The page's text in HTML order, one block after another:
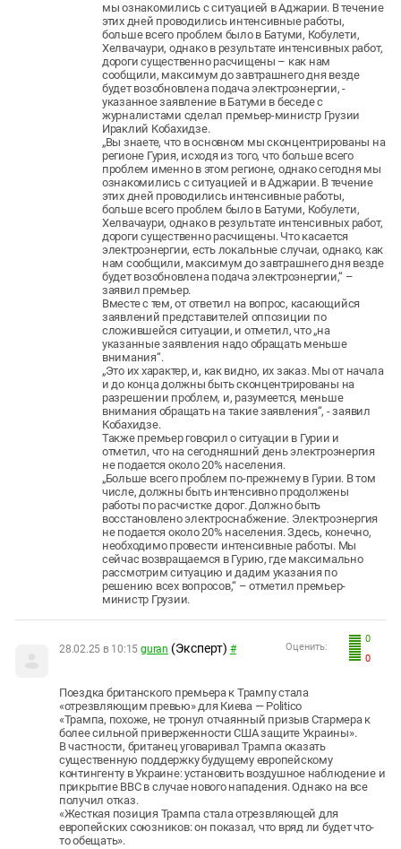
мы ознакомились с ситуацией в Аджарии. В течение
этих дней проводились интенсивные работы,
больше всего проблем было в Батуми, Кобулети,
Хелвачаури, однако в результате интенсивных работ,
дороги существенно расчищены – как нам
сообщили, максимум до завтрашнего дня везде
будет возобновлена подача электроэнергии, -
указанное заявление в Батуми в беседе с
журналистами сделал премьер-министр Грузии
Ираклий Кобахидзе.
„Вы знаете, что в основном мы сконцентрированы на
регионе Гурия, исходя из того, что больше всего
проблем именно в этом регионе, однако сегодня мы
ознакомились с ситуацией и в Аджарии. В течение
этих дней проводились интенсивные работы,
больше всего проблем было в Батуми, Кобулети,
Хелвачаури, однако в результате интенсивных работ,
дороги существенно расчищены. Что касается
электроэнергии, есть локальные случаи, однако, как
нам сообщили, максимум до завтрашнего дня везде
будет возобновлена подача электроэнергии,“ –
заявил премьер.
Вместе с тем, от ответил на вопрос, касающийся
заявлений представителей оппозиции по
сложившейся ситуации, и отметил, что „на
указанные заявления надо обращать меньше
внимания“.
„Это их характер, и, как видно, их заказ. Мы от начала
и до конца должны быть сконцентрированы на
разрешении проблем, и, разумеется, меньше
внимания обращать на такие заявления“, - заявил
Кобахидзе.
Также премьер говорил о ситуации в Гурии и
отметил, что на сегодняшний день электроэнергия
не подается около 20% населения.
„Больше всего проблем по-прежнему в Гурии. В том
числе, должны быть интенсивно продолжены
работы по расчистке дорог. Должно быть
восстановлено электроснабжение. Электроэнергия
не подается около 20% населения. Здесь, конечно,
необходимо провести интенсивные работы. Мы
сейчас возвращаемся в Гурию, где максимально
рассмотрим ситуацию и дадим указания по
решению всех вопросов,“ – отметил премьер-
министр Грузии.
0
0
Оценить:
28.02.25 в 10:15 guran (Эксперт) #
Поездка британского премьера к Трампу стала
«отрезвляющим превью» для Киева — Politico
«Трампа, похоже, не тронул отчаянный призыв Стармера к
более сильной приверженности США защите Украины».
В частности, британец уговаривал Трампа оказать
существенную поддержку будущему европейскому
контингенту в Украине: установить воздушное наблюдение и
прикрытие ВВС в случае нового нападения. Однако на все
получил отказ.
«Жесткая позиция Трампа стала отрезвляющей для
европейских союзников: он показал, что вряд ли будет что-
то обещать».